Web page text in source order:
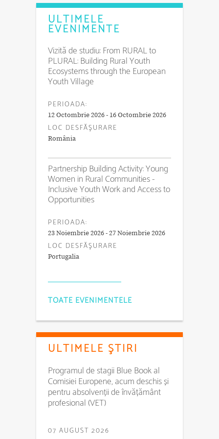
ULTIMELE
EVENIMENTE
Vizită de studiu: From RURAL to
PLURAL: Building Rural Youth
Ecosystems through the European
Youth Village
PERIOADA:
12 Octombrie 2026 - 16 Octombrie 2026
LOC DESFĂŞURARE
România
Partnership Building Activity: Young
Women in Rural Communities -
Inclusive Youth Work and Access to
Opportunities
PERIOADA:
23 Noiembrie 2026 - 27 Noiembrie 2026
LOC DESFĂŞURARE
Portugalia
TOATE EVENIMENTELE
ULTIMELE ŞTIRI
Programul de stagii Blue Book al
Comisiei Europene, acum deschis și
pentru absolvenții de învățământ
profesional (VET)
07 AUGUST 2026